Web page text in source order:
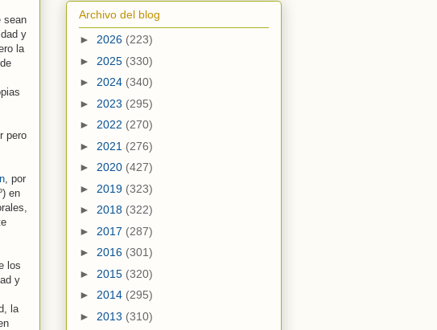
sean
y
la
pero
, por
en
los
y
la
Archivo del blog
► 2026 (223)
► 2025 (330)
► 2024 (340)
► 2023 (295)
► 2022 (270)
► 2021 (276)
► 2020 (427)
► 2019 (323)
► 2018 (322)
► 2017 (287)
► 2016 (301)
► 2015 (320)
► 2014 (295)
► 2013 (310)